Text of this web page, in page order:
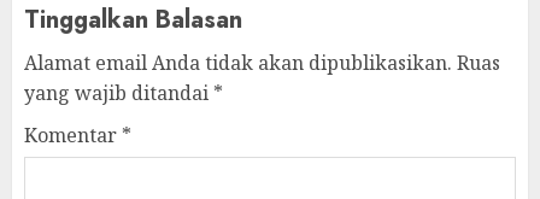
Tinggalkan Balasan
Alamat email Anda tidak akan dipublikasikan. Ruas
yang wajib ditandai *
Komentar *